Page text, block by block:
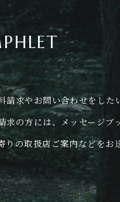
請求やお問い合わせをした
求の方には、メッセージブ
りの取扱店ご案内などをお